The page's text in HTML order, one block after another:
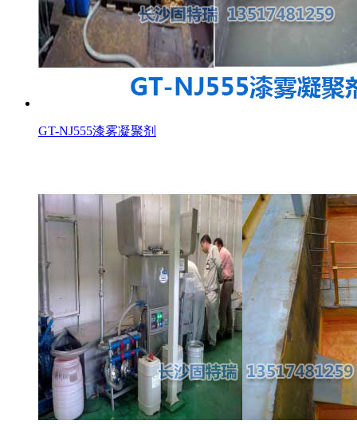
GT-NJ555漆雾凝聚剂